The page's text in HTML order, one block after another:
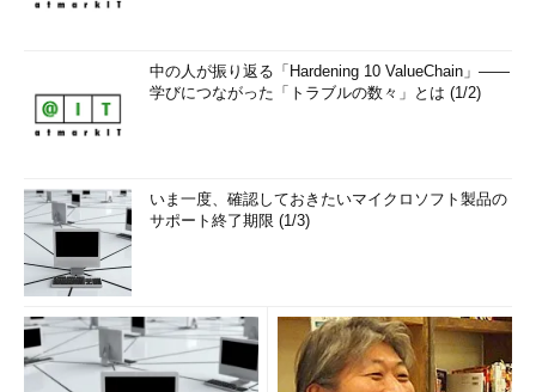
中の人が振り返る「Hardening 10 ValueChain」――
学びにつながった「トラブルの数々」とは (1/2)
いま一度、確認しておきたいマイクロソフト製品の
サポート終了期限 (1/3)